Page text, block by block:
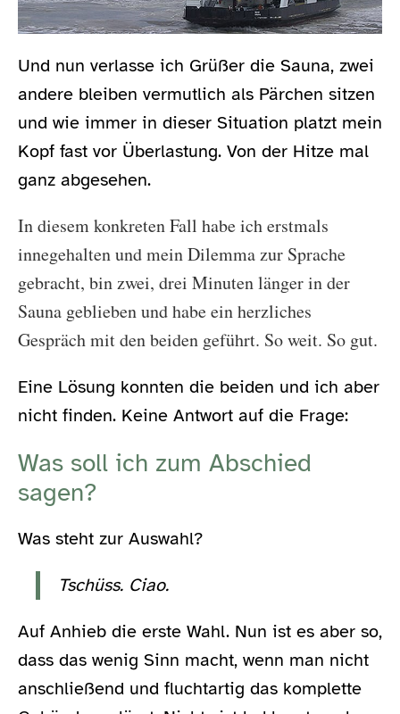
Und nun verlasse ich Grüßer die Sauna, zwei
andere bleiben vermutlich als Pärchen sitzen
und wie immer in dieser Situation platzt mein
Kopf fast vor Überlastung. Von der Hitze mal
ganz abgesehen.
In diesem konkreten Fall habe ich erstmals
innegehalten und mein Dilemma zur Sprache
gebracht, bin zwei, drei Minuten länger in der
Sauna geblieben und habe ein herzliches
Gespräch mit den beiden geführt. So weit. So gut.
Eine Lösung konnten die beiden und ich aber
nicht finden. Keine Antwort auf die Frage:
Was soll ich zum Abschied
sagen?
Was steht zur Auswahl?
Tschüss. Ciao.
Auf Anhieb die erste Wahl. Nun ist es aber so,
dass das wenig Sinn macht, wenn man nicht
anschließend und fluchtartig das komplette